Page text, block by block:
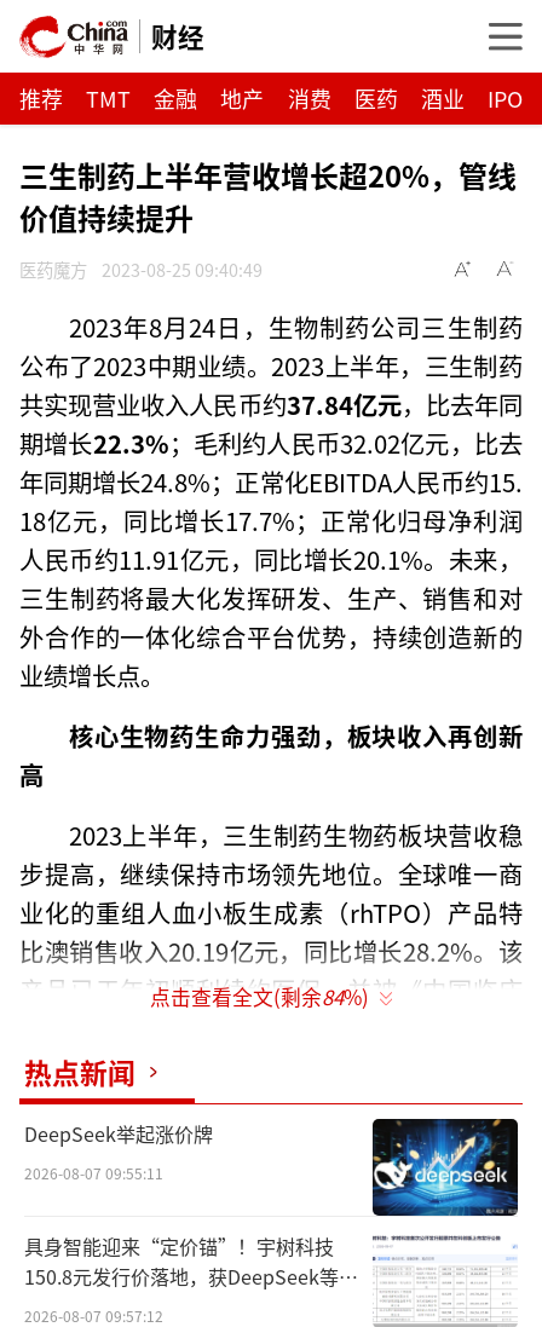
财经
推荐 TMT 金融 地产 消费 医药 酒业 IPO
三生制药上半年营收增长超20%，管线
价值持续提升
医药魔方 2023-08-25 09:40:49
2023年8月24日，生物制药公司三生制药
公布了2023中期业绩。2023上半年，三生制药
共实现营业收入人民币约37.84亿元，比去年同
期增长22.3%；毛利约人民币32.02亿元，比去
年同期增长24.8%；正常化EBITDA人民币约15.
18亿元，同比增长17.7%；正常化归母净利润
人民币约11.91亿元，同比增长20.1%。未来，
三生制药将最大化发挥研发、生产、销售和对
外合作的一体化综合平台优势，持续创造新的
业绩增长点。
核心生物药生命力强劲，板块收入再创新
高
2023上半年，三生制药生物药板块营收稳
步提高，继续保持市场领先地位。全球唯一商
业化的重组人血小板生成素（rhTPO）产品特
比澳销售收入20.19亿元，同比增长28.2%。该
产品已于年初顺利续约医保，并被《中国临床
诊疗（CTIT）指南（2022版）》列为最高级别
推荐。
促红素双品牌益比奥和赛博尔保持市场龙
头地位，2023上半年销售收入4.63亿元，市场
份额42.9%稳居第一。
用于治疗类风湿性关节炎、强直性脊柱炎
点击查看全文(剩余84%)
热点新闻
DeepSeek举起涨价牌
2026-08-07 09:55:11
具身智能迎来“定价锚”！宇树科技
150.8元发行价落地，获DeepSeek等豪
华战配加持
2026-08-07 09:57:12